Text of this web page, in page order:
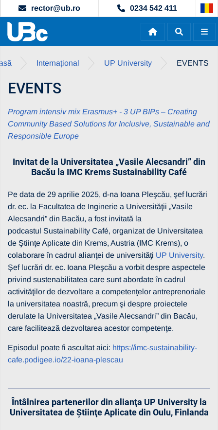
rector@ub.ro 0234 542 411
Internațional UP University EVENTS
EVENTS
Program intensiv mix Erasmus+ - 3 UP BIPs – Creating
Community Based Solutions for Inclusive, Sustainable and
Responsible Europe
Invitat de la Universitatea „Vasile Alecsandri” din
Bacău la IMC Krems Sustainability Café
Pe data de 29 aprilie 2025, d-na Ioana Pleşcău, şef lucrări
dr. ec. la Facultatea de Inginerie a Universităţii „Vasile
Alecsandri” din Bacău, a fost invitată la
podcastul Sustainability Café, organizat de Universitatea
de Ştiinţe Aplicate din Krems, Austria (IMC Krems), o
colaborare în cadrul alianţei de universităţi UP University.
Şef lucrări dr. ec. Ioana Pleşcău a vorbit despre aspectele
privind sustenabilitatea care sunt abordate în cadrul
activităţilor de dezvoltare a competenţelor antreprenoriale
la universitatea noastră, precum şi despre proiectele
derulate la Universitatea „Vasile Alecsandri” din Bacău,
care facilitează dezvoltarea acestor competenţe.
Episodul poate fi ascultat aici: https://imc-sustainability-
cafe.podigee.io/22-ioana-plescau
Întâlnirea partenerilor din alianţa UP University la
Universitatea de Ştiinţe Aplicate din Oulu, Finlanda